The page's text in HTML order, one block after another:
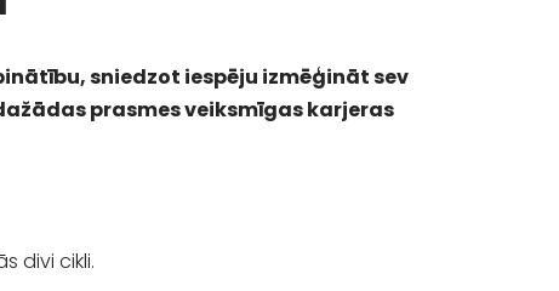
sniedzot iespēju izmēģināt sev
prasmes veiksmīgas karjeras
divi cikli.